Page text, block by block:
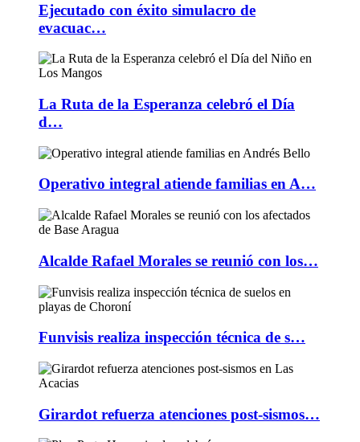
Ejecutado con éxito simulacro de
evacuac…
La Ruta de la Esperanza celebró el Día
d…
Operativo integral atiende familias en A…
Alcalde Rafael Morales se reunió con los…
Funvisis realiza inspección técnica de s…
Girardot refuerza atenciones post-sismos…